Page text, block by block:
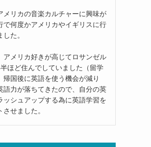
メリカの音楽カルチャーに興味が
で何度かアメリカやイギリスに行
した。
アメリカ好きが高じてロサンゼル
ほど住んでしていました（留学
帰国後に英語を使う機会が減り
語力が落ちてきたので、自分の英
ッシュアップする為に英語学習を
させました。